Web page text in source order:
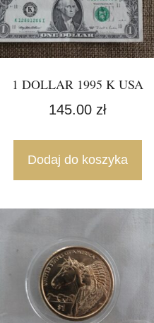
1 DOLLAR 1995 K USA
145.00 zł
Dodaj do koszyka